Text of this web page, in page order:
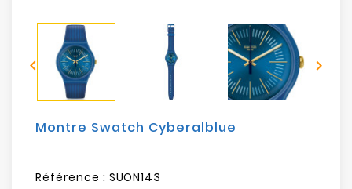
Sécurité
Mobilités
 
Montre Swatch Cyberalblue
Référence : SUON143